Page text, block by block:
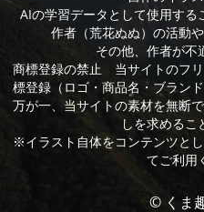
AIの学習データとして使用する
作者（荒花ぬぬ）の活動
その他、作者が不
商標登録の禁止 当サイトのフ
標登録（ロゴ・商品名・ブラン
万が一、当サイトの素材を無断
しを求めるこ
※イラスト自体をコンテンツと
てご利用
© くま